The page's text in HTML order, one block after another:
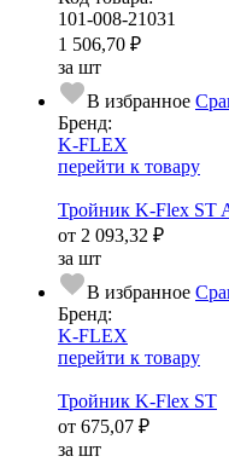
101-008-21031
1 506,70 ₽
за шт
В избранное
Бренд:
K-FLEX
перейти к товару
Тройник K-Flex ST
от 2 093,32 ₽
за шт
В избранное
Бренд:
K-FLEX
перейти к товару
Тройник K-Flex ST
от 675,07 ₽
за шт